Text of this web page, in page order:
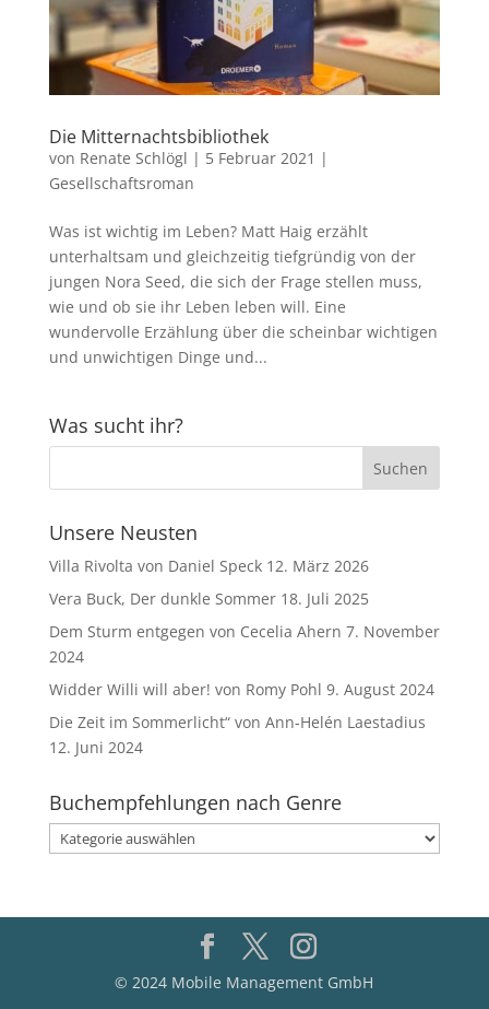
Die Mitternachtsbibliothek
von Renate Schlögl | 5 Februar 2021 |
Gesellschaftsroman
Was ist wichtig im Leben? Matt Haig erzählt
unterhaltsam und gleichzeitig tiefgründig von der
jungen Nora Seed, die sich der Frage stellen muss,
wie und ob sie ihr Leben leben will. Eine
wundervolle Erzählung über die scheinbar wichtigen
und unwichtigen Dinge und...
Was sucht ihr?
Unsere Neusten
Villa Rivolta von Daniel Speck 12. März 2026
Vera Buck, Der dunkle Sommer 18. Juli 2025
Dem Sturm entgegen von Cecelia Ahern 7. November
2024
Widder Willi will aber! von Romy Pohl 9. August 2024
Die Zeit im Sommerlicht“ von Ann-Helén Laestadius
12. Juni 2024
Buchempfehlungen nach Genre
Buchempfehlungen
nach
© 2024 Mobile Management GmbH